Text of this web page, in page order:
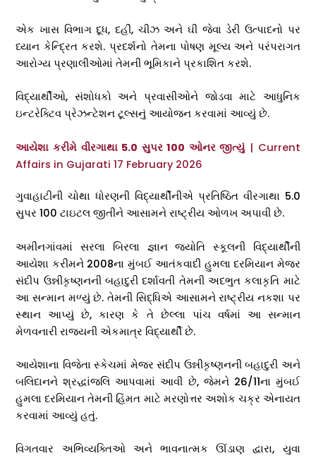
એક ખાસ વિભાગ દૂધ, દહીં, ચીઝ અને ઘી જેવા ડેરી ઉત્પાદનો પર
ધ્યાન કેન્દ્રિત કરશે. પ્રદર્શનો તેમના પોષણ મૂલ્ય અને પરંપરાગત
આરોગ્ય પ્રણાલીઓમાં તેમની ભૂમિકાને પ્રકાશિત કરશે.
વિદ્યાર્થીઓ, સંશોધકો અને પ્રવાસીઓને જોડવા માટે આધુનિક
ઇન્ટરેક્ટિવ પ્રેઝન્ટેશન ટૂલ્સનું આયોજન કરવામાં આવ્યું છે.
આયેશા કરીમે વીરગાથા 5.0 સુપર 100 ઓનર જીત્યું| Current
Affairs in Gujarati 17 February 2026
ગુવાહાટીની ચોથા ધોરણની વિદ્યાર્થીનીએ પ્રતિષ્ઠિત વીરગાથા 5.0
સુપર 100 ટાઇટલ જીતીને આસામને રાષ્ટ્રીય ઓળખ અપાવી છે.
અમીનગાંવમાં સરલા બિરલા જ્ઞાન જ્યોતિ સ્કૂલની વિદ્યાર્થીની
આયેશા કરીમને 2008ના મુંબઈ આતંકવાદી હુમલા દરમિયાન મેજર
સંદીપ ઉન્નીકૃષ્ણનની બહાદુરી દર્શાવતી તેમની અદભુત કલાકૃતિ માટે
આ સન્માન મળ્યું છે. તેમની સિદ્ધિએ આસામને રાષ્ટ્રીય નકશા પર
સ્થાન આપ્યું છે, કારણ કે તે છેલ્લા પાંચ વર્ષમાં આ સન્માન
મેળવનારી રાજ્યની એકમાત્ર વિદ્યાર્થી છે.
આયેશાના વિજેતા સ્કેચમાં મેજર સંદીપ ઉન્નીકૃષ્ણનની બહાદુરી અને
બલિદાનને શ્રદ્ધાંજલિ આપવામાં આવી છે, જેમને 26/11ના મુંબઈ
હુમલા દરમિયાન તેમની હિંમત માટે મરણોત્તર અશોક ચક્ર એનાયત
કરવામાં આવ્યું હતું.
વિગતવાર અભિવ્યક્તિઓ અને ભાવનાત્મક ઊંડાણ દ્વારા, યુવા